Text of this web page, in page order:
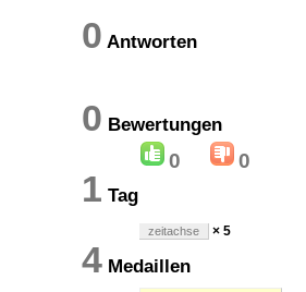
0 Antworten
0 Bewertungen
0 0
1 Tag
zeitachse × 5
4 Medaillen